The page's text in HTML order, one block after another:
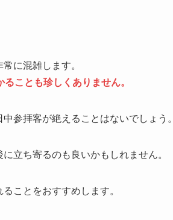
に混雑します。
ことも珍しくありません。
参拝客が絶えることはないでしょう。
立ち寄るのも良いかもしれません。
ことをおすすめします。